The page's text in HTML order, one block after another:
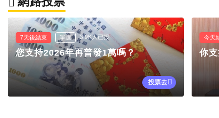
7天後結束 單選 3.9K人已投
您支持2026年再普發1萬嗎？
投票去
今天
你